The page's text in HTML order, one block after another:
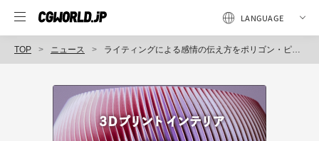
TOP ニュース ライティングによる感情の伝え方をポリゴン・ピクチュアズ河村氏が解説！10月23日（水）オンライン配信